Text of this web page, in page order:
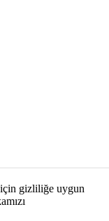
gizliliğe uygun